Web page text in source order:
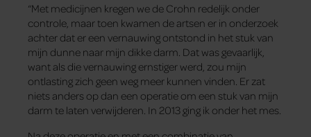
“Met medicijnen kregen we de Crohn redelijk onder
controle, maar toen kwamen de artsen er in onderzoek
achter dat er een vernauwing ontstond in het stuk van
mijn dunne naar mijn dikke darm. Dat was gevaarlijk,
want als die vernauwing ernstiger werd, zou mijn
ontlasting zich geen weg meer kunnen vinden. Er zat
niets anders op dan een operatie om een stuk van mijn
darm te laten verwijderen. In 2013 ging ik onder het mes.